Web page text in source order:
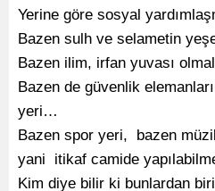
Yerine göre sosyal
Bazen sulh ve selametin
Bazen ilim, irfan yuvası
Bazen de güvenlik
yeri…
Bazen spor yeri, bazen
yani itikaf camide
Kim diye bilir ki bunlardan